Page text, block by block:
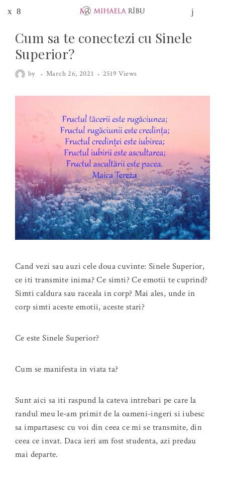
Cum sa te conectezi cu Sinele
Superior?
by March 26, 2021 2519 Views
Cand vezi sau auzi cele doua cuvinte: Sinele Superior,
ce iti transmite inima? Ce simti? Ce emotii te cuprind?
Simti caldura sau raceala in corp? Mai ales, unde in
corp simti aceste emotii, aceste stari?
Ce este Sinele Superior?
Cum se manifesta in viata ta?
Sunt aici sa iti raspund la cateva intrebari pe care la
randul meu le-am primit de la oameni-ingeri si iubesc
sa impartasesc cu voi din ceea ce mi se transmite, din
ceea ce invat. Daca ieri am fost studenta, azi predau
mai departe.